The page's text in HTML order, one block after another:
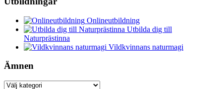
Onlineutbildning
Utbilda dig till
Naturprästinna
Vildkvinnans naturmagi
Ämnen
Ämnen